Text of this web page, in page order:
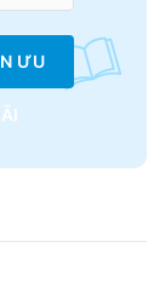
ƯU